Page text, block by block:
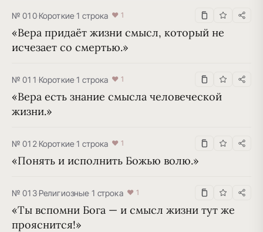
№ 010·Короткие·1 строка ♥ 1
«Вера придаёт жизни смысл, который не
исчезает со смертью.»
№ 011·Короткие·1 строка ♥ 1
«Вера есть знание смысла человеческой
жизни.»
№ 012·Короткие·1 строка ♥ 1
«Понять и исполнить Божью волю.»
№ 013·Религиозные·1 строка ♥ 1
«Ты вспомни Бога — и смысл жизни тут же
прояснится!»